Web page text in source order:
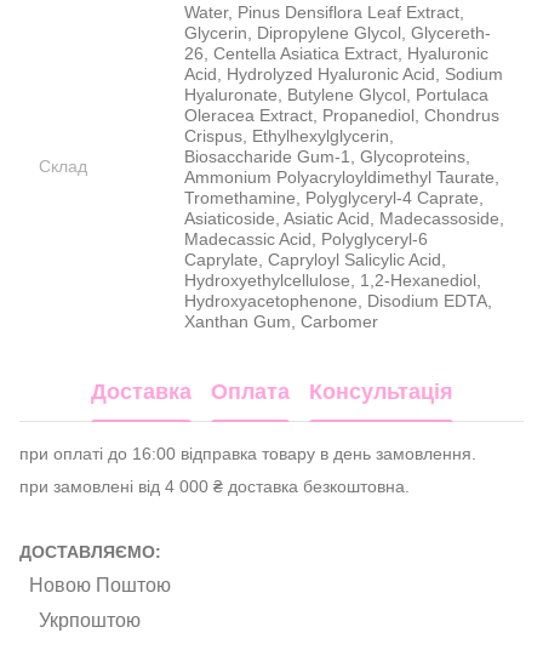
Склад
Water, Pinus Densiflora Leaf Extract,
Glycerin, Dipropylene Glycol, Glycereth-
26, Centella Asiatica Extract, Hyaluronic
Acid, Hydrolyzed Hyaluronic Acid, Sodium
Hyaluronate, Butylene Glycol, Portulaca
Oleracea Extract, Propanediol, Chondrus
Crispus, Ethylhexylglycerin,
Biosaccharide Gum-1, Glycoproteins,
Ammonium Polyacryloyldimethyl Taurate,
Tromethamine, Polyglyceryl-4 Caprate,
Asiaticoside, Asiatic Acid, Madecassoside,
Madecassic Acid, Polyglyceryl-6
Caprylate, Capryloyl Salicylic Acid,
Hydroxyethylcellulose, 1,2-Hexanediol,
Hydroxyacetophenone, Disodium EDTA,
Xanthan Gum, Carbomer
Доставка Оплата Консультація
при оплаті до 16:00 відправка товару в день замовлення.
при замовлені від 4 000 ₴ доставка безкоштовна.
ДОСТАВЛЯЄМО:
Новою Поштою
Укрпоштою